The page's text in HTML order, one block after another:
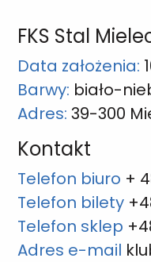
FKS Stal
Data założenia:
Barwy: biało-
Adres: 39-300
Kontakt
Telefon biuro +
Telefon bilety
Telefon sklep
Adres e-mail